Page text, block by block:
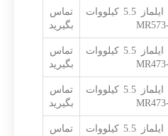
گیربکس هلیکال ایلماز 5.5 کیلووات
تماس
بگیرید
گیربکس هلیکال ایلماز 5.5 کیلووات
تماس
بگیرید
گیربکس هلیکال ایلماز 5.5 کیلووات
تماس
بگیرید
گیربکس هلیکال ایلماز 5.5 کیلووات
تماس